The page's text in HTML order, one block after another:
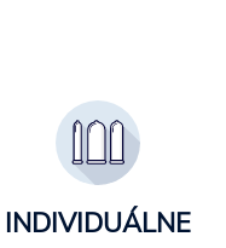
INDIVIDUÁLNE